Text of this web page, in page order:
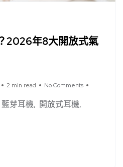
2026年8大開放式氣
2 min read No Comments
藍芽耳機 開放式耳機